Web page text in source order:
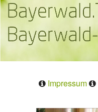
Impressum